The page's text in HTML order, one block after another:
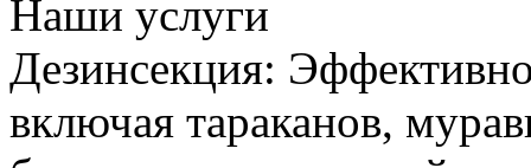
Наши услуги
Дезинсекция:
включая тараканов,